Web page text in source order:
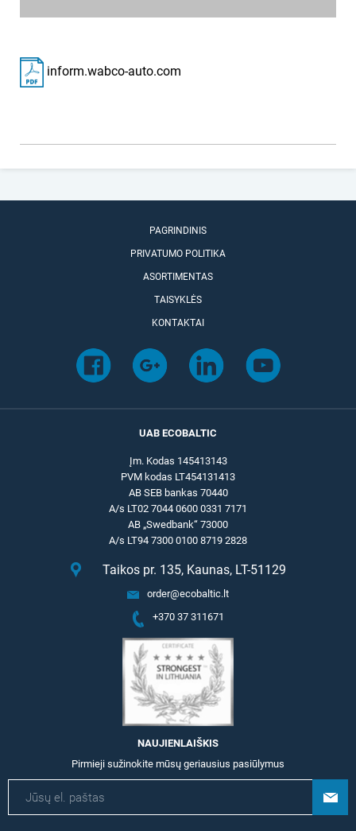
inform.wabco-auto.com
PAGRINDINIS
PRIVATUMO POLITIKA
ASORTIMENTAS
TAISYKLĖS
KONTAKTAI
UAB ECOBALTIC
Įm. Kodas 145413143
PVM kodas LT454131413
AB SEB bankas 70440
A/s LT02 7044 0600 0331 7171
AB „Swedbank“ 73000
A/s LT94 7300 0100 8719 2828
Taikos pr. 135, Kaunas, LT-51129
order@ecobaltic.lt
+370 37 311671
NAUJIENLAIŠKIS
Pirmieji sužinokite mūsų geriausius pasiūlymus